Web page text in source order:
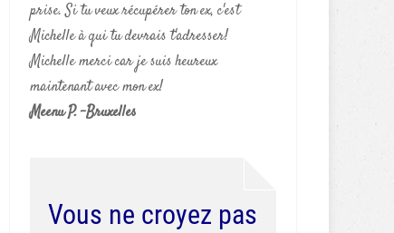
prise. Si tu veux récupérer ton ex, c'est
Michelle à qui tu devrais t'adresser!
Michelle merci car je suis heureux
maintenant avec mon ex!
Meenu P. -Bruxelles
Vous ne croyez pas